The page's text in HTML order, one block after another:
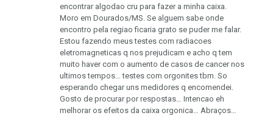
encontrar algodao cru para fazer a minha caixa.
Moro em Dourados/MS. Se alguem sabe onde
encontro pela regiao ficaria grato se puder me falar.
Estou fazendo meus testes com radiacoes
eletromagneticas q nos prejudicam e acho q tem
muito haver com o aumento de casos de cancer nos
ultimos tempos… testes com orgonites tbm. So
esperando chegar uns medidores q encomendei.
Gosto de procurar por respostas… Intencao eh
melhorar os efeitos da caixa orgonica… Abraços…